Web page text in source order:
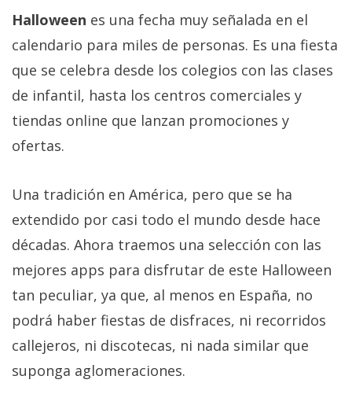
temas
Sorteos
Foros
Contacto
Sobre
nosotros
/
Publicidad
/
Cambiar
opciones
de
privacidad
/
Aviso
Halloween es una fecha muy señalada en el
calendario para miles de personas. Es una fiesta
que se celebra desde los colegios con las clases
de infantil, hasta los centros comerciales y
tiendas online que lanzan promociones y
ofertas.
Una tradición en América, pero que se ha
extendido por casi todo el mundo desde hace
décadas. Ahora traemos una selección con las
mejores apps para disfrutar de este Halloween
tan peculiar, ya que, al menos en España, no
podrá haber fiestas de disfraces, ni recorridos
callejeros, ni discotecas, ni nada similar que
suponga aglomeraciones.